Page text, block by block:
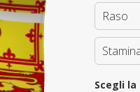
Raso
Scegli